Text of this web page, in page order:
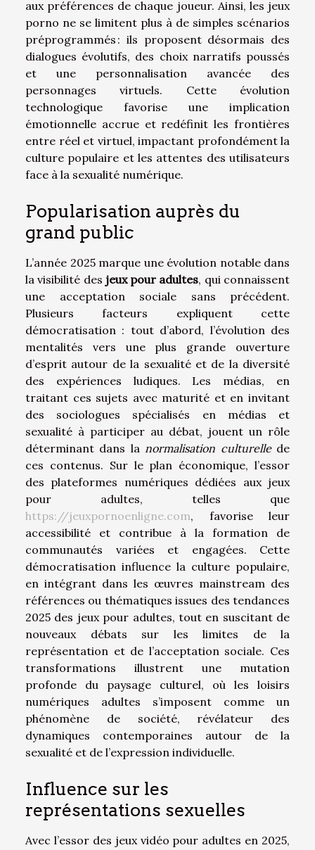
aux préférences de chaque joueur. Ainsi, les jeux
porno ne se limitent plus à de simples scénarios
préprogrammés : ils proposent désormais des
dialogues évolutifs, des choix narratifs poussés
et une personnalisation avancée des
personnages virtuels. Cette évolution
technologique favorise une implication
émotionnelle accrue et redéfinit les frontières
entre réel et virtuel, impactant profondément la
culture populaire et les attentes des utilisateurs
face à la sexualité numérique.
Popularisation auprès du
grand public
L’année 2025 marque une évolution notable dans
la visibilité des jeux pour adultes, qui connaissent
une acceptation sociale sans précédent.
Plusieurs facteurs expliquent cette
démocratisation : tout d’abord, l’évolution des
mentalités vers une plus grande ouverture
d’esprit autour de la sexualité et de la diversité
des expériences ludiques. Les médias, en
traitant ces sujets avec maturité et en invitant
des sociologues spécialisés en médias et
sexualité à participer au débat, jouent un rôle
déterminant dans lanormalisation culturellede
ces contenus. Sur le plan économique, l’essor
des plateformes numériques dédiées aux jeux
pour adultes, telles que
https://jeuxpornoenligne.com, favorise leur
accessibilité et contribue à la formation de
communautés variées et engagées. Cette
démocratisation influence la culture populaire,
en intégrant dans les œuvres mainstream des
références ou thématiques issues des tendances
2025 des jeux pour adultes, tout en suscitant de
nouveaux débats sur les limites de la
représentation et de l’acceptation sociale. Ces
transformations illustrent une mutation
profonde du paysage culturel, où les loisirs
numériques adultes s’imposent comme un
phénomène de société, révélateur des
dynamiques contemporaines autour de la
sexualité et de l’expression individuelle.
Influence sur les
représentations sexuelles
Avec l’essor des jeux vidéo pour adultes en 2025,